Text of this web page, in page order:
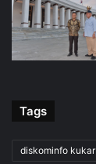
Tags
diskominfo kukar